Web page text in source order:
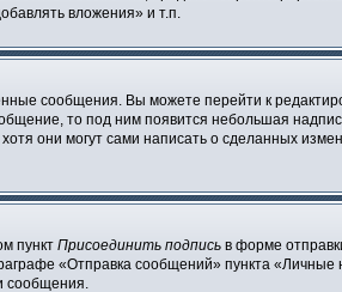
вложения» и т.п.
сообщения. Вы можете перейти к
то под ним появится небольшая
они могут сами написать о сделанных
пункт Присоединить подпись в форме
«Отправка сообщений» пункта «Личные
сообщения.